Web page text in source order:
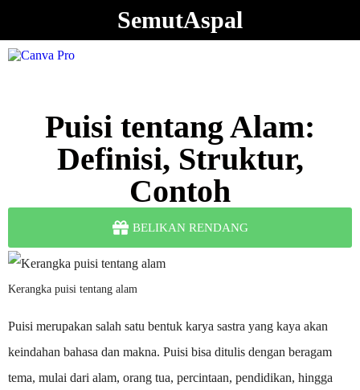
SemutAspal
Puisi tentang Alam:
Definisi, Struktur,
Contoh
BELIKAN RENDANG
Kerangka puisi tentang alam
Puisi merupakan salah satu bentuk karya sastra yang kaya akan
keindahan bahasa dan makna. Puisi bisa ditulis dengan beragam
tema, mulai dari alam, orang tua, percintaan, pendidikan, hingga